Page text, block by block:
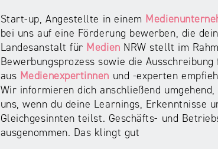
Start-up, Angestellte in einem
bei uns auf eine Förderung bewerben, die
Landesanstalt für Medien NRW stellt im
Bewerbungsprozess sowie die
aus Medienexpertinnen und -experten
Wir informieren dich anschließend
uns, wenn du deine Learnings, Erkenntnisse
Gleichgesinnten teilst. Geschäfts- und
ausgenommen. Das klingt gut